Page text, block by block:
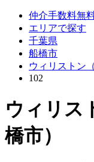
仲介手数料無
エリアで探す
千葉県
船橋市
ウィリストン
102
ウィリス
橋市）